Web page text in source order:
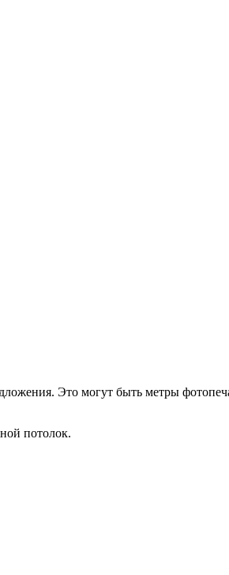
Это могут быть метры
потолок.